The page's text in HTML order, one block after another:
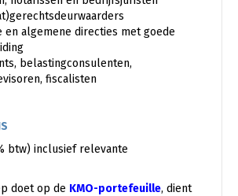
en algemene directies met goede
belastingconsulenten,
fiscalisten
btw) inclusief relevante
doet op de KMO-portefeuille, dient